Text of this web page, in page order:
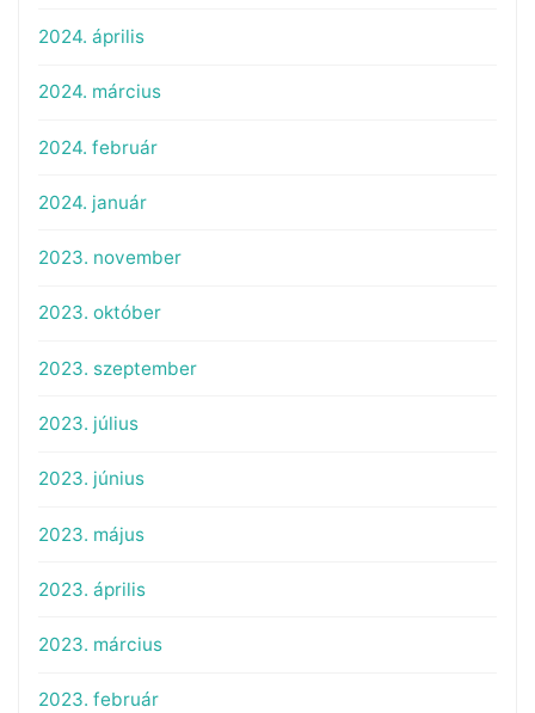
2024. április
2024. március
2024. február
2024. január
2023. november
2023. október
2023. szeptember
2023. július
2023. június
2023. május
2023. április
2023. március
2023. február